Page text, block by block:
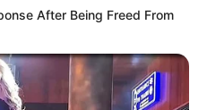
After Being Freed From